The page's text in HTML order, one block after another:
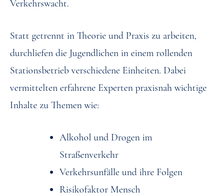
Verkehrswacht.
Statt getrennt in Theorie und Praxis zu arbeiten,
durchliefen die Jugendlichen in einem rollenden
Stationsbetrieb verschiedene Einheiten. Dabei
vermittelten erfahrene Experten praxisnah wichtige
Inhalte zu Themen wie:
Alkohol und Drogen im
Straßenverkehr
Verkehrsunfälle und ihre Folgen
Risikofaktor Mensch